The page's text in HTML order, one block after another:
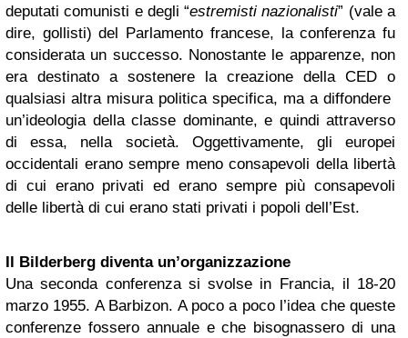
deputati comunisti e degli “estremisti nazionalisti” (vale a
dire, gollisti) del Parlamento francese, la conferenza fu
considerata un successo. Nonostante le apparenze, non
era destinato a sostenere la creazione della CED o
qualsiasi altra misura politica specifica, ma a diffondere
un’ideologia della classe dominante, e quindi attraverso
di essa, nella società. Oggettivamente, gli europei
occidentali erano sempre meno consapevoli della libertà
di cui erano privati ed erano sempre più consapevoli
delle libertà di cui erano stati privati i popoli dell’Est.
Il Bilderberg diventa un’organizzazione
Una seconda conferenza si svolse in Francia, il 18-20
marzo 1955. A Barbizon. A poco a poco l’idea che queste
conferenze fossero annuale e che bisognassero di una